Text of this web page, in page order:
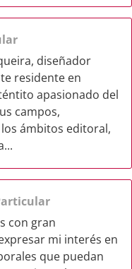
diseñador
residente en
apasionado del
campos,
ámbitos editoral,
con gran
mi interés en
que puedan